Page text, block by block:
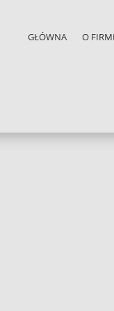
GŁÓWNA O